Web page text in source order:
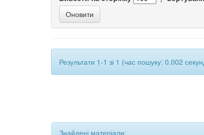
Результати 1-1 зі 1 (час пошуку: 0.002
Знайдені матеріали: